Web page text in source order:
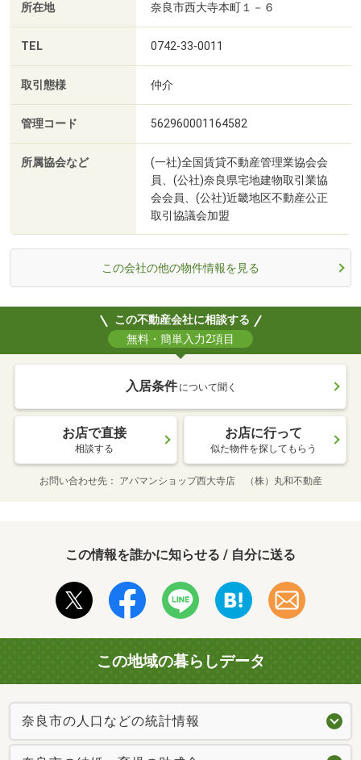
所在地 奈良市西大寺本町１－６
TEL 0742-33-0011
取引態様 仲介
管理コード 562960001164582
所属協会など
(一社)全国賃貸不動産管理業協会会
員、(公社)奈良県宅地建物取引業協
会会員、(公社)近畿地区不動産公正
取引協議会加盟
この会社の他の物件情報を見る
この不動産会社に相談する
無料・簡単入力2項目
入居条件 について聞く
お店で直接
相談する
お店に行って
似た物件を探してもらう
お問い合わせ先 アパマンショップ西大寺店 （株）丸和不動産
この情報を誰かに知らせる / 自分に送る
この地域の暮らしデータ
奈良市の人口などの統計情報